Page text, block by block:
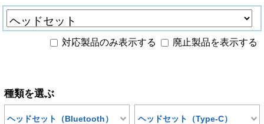
対応製品のみ表示する 廃止製品を表示する
種類を選ぶ
ヘッドセット（Bluetooth） ヘッドセット（Type-C）